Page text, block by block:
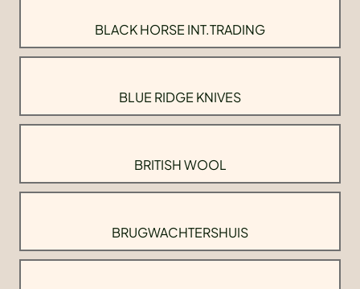
BLACK HORSE INT.TRADING
BLUE RIDGE KNIVES
BRITISH WOOL
BRUGWACHTERSHUIS